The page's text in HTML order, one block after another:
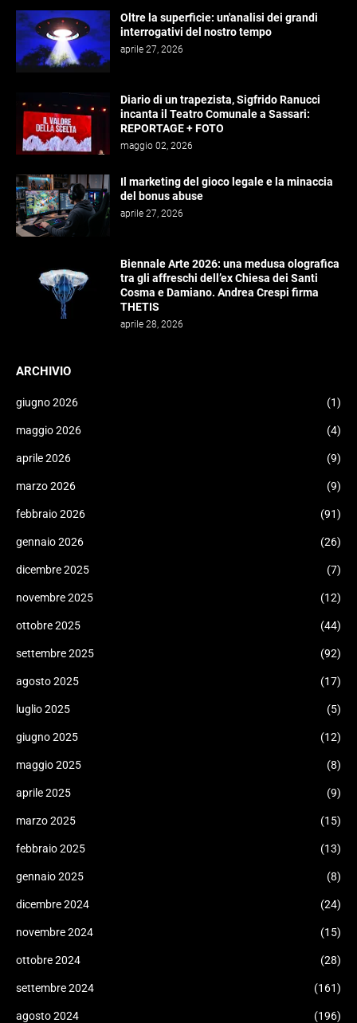
Oltre la superficie: un'analisi dei grandi
interrogativi del nostro tempo
aprile 27, 2026
Diario di un trapezista, Sigfrido Ranucci
incanta il Teatro Comunale a Sassari:
REPORTAGE + FOTO
maggio 02, 2026
Il marketing del gioco legale e la minaccia
del bonus abuse
aprile 27, 2026
Biennale Arte 2026: una medusa olografica
tra gli affreschi dell’ex Chiesa dei Santi
Cosma e Damiano. Andrea Crespi firma
THETIS
aprile 28, 2026
ARCHIVIO
giugno 2026 (1)
maggio 2026 (4)
aprile 2026 (9)
marzo 2026 (9)
febbraio 2026 (91)
gennaio 2026 (26)
dicembre 2025 (7)
novembre 2025 (12)
ottobre 2025 (44)
settembre 2025 (92)
agosto 2025 (17)
luglio 2025 (5)
giugno 2025 (12)
maggio 2025 (8)
aprile 2025 (9)
marzo 2025 (15)
febbraio 2025 (13)
gennaio 2025 (8)
dicembre 2024 (24)
novembre 2024 (15)
ottobre 2024 (28)
settembre 2024 (161)
agosto 2024 (196)